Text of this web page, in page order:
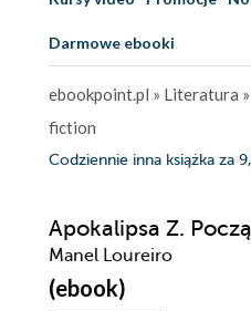
Darmowe ebooki
ebookpoint.pl » Literatura »
fiction
Codziennie inna książka za
Apokalipsa Z.
Manel Loureiro
(ebook)